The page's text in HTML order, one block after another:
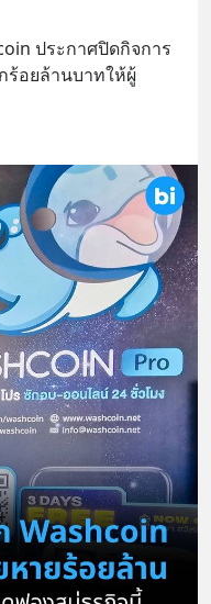
ประกาศปิดกิจการ
ร้อยล้านบาทให้ผู้